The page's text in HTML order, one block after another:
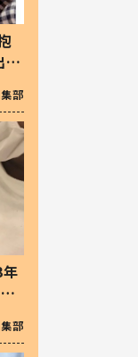
ま
部
部